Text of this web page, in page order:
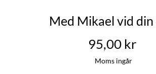
Med Mikael vid din
95,00 krPris
Moms ingår